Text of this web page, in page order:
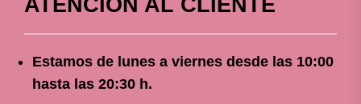
ATENCIÓN AL CLIENTE
Estamos de lunes a viernes desde las 10:00
hasta las 20:30 h.